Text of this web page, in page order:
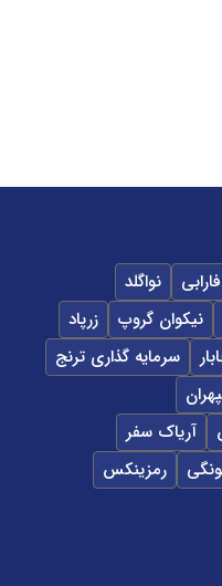
نواگلد
نیکوان گروپ
زرپاد
سرمایه گذاری ترنج
آریاک سفر
رمزینکس